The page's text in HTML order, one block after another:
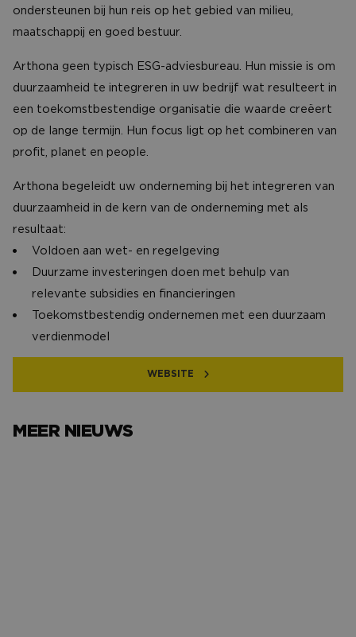
ondersteunen bij hun reis op het gebied van milieu,
maatschappij en goed bestuur.
Arthona geen typisch ESG-adviesbureau. Hun missie is om
duurzaamheid te integreren in uw bedrijf wat resulteert in
een toekomstbestendige organisatie die waarde creëert
op de lange termijn. Hun focus ligt op het combineren van
profit, planet en people.
Arthona begeleidt uw onderneming bij het integreren van
duurzaamheid in de kern van de onderneming met als
resultaat:
Voldoen aan wet- en regelgeving
Duurzame investeringen doen met behulp van
relevante subsidies en financieringen
Toekomstbestendig ondernemen met een duurzaam
verdienmodel
WEBSITE
MEER NIEUWS